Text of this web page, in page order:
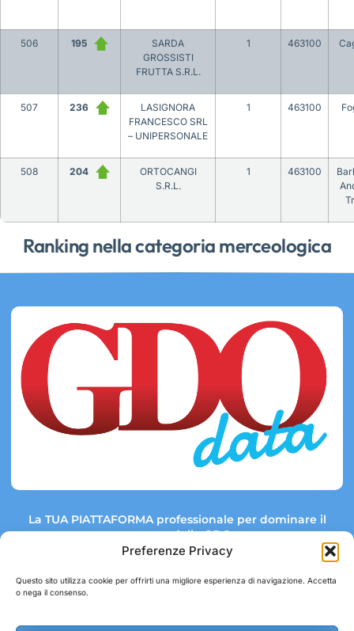
Preferenze Privacy
Questo sito utilizza cookie per offrirti una migliore esperienza di navigazione. Accetta
o nega il consenso.
Ranking nella categoria merceologica
506 195
SARDA
GROSSISTI
FRUTTA S.R.L.
1 463100
507 236
LASIGNORA
FRANCESCO SRL
– UNIPERSONALE
1 463100
508 204
ORTOCANGI
S.R.L.
1 463100
La TUA PIATTAFORMA professionale per dominare il
mercato della GDO.
Link rapidi: